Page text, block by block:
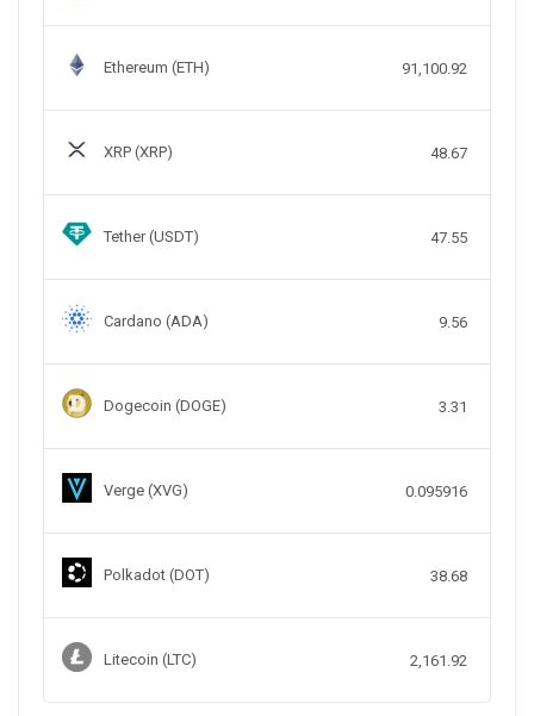
Ethereum (ETH) 91,100.92
XRP (XRP) 48.67
Tether (USDT) 47.55
Cardano (ADA) 9.56
Dogecoin (DOGE) 3.31
Verge (XVG) 0.095916
Polkadot (DOT) 38.68
Litecoin (LTC) 2,161.92